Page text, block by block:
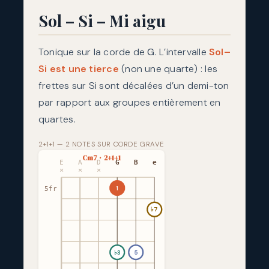
Sol – Si – Mi aigu
Tonique sur la corde deG. L’intervalleSol–
Si est une tierce (non une quarte) : les
frettes sur Si sont décalées d’un demi-ton
par rapport aux groupes entièrement en
quartes.
2+1+1 — 2 NOTES SUR CORDE GRAVE
Cm7 · 2+1+1
5fr
E A D G B e
× × ×
1
♭3 5
♭7